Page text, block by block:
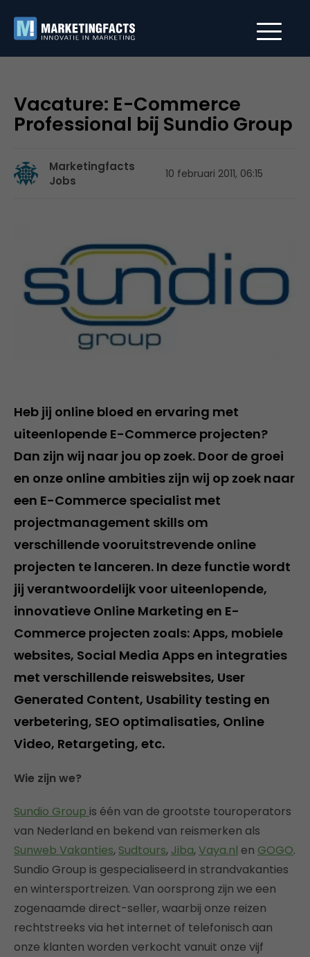
Vacature: E-Commerce
Professional bij Sundio Group
Marketingfacts
Jobs
10 februari 2011, 06:15
Heb jij online bloed en ervaring met
uiteenlopende E-Commerce projecten?
Dan zijn wij naar jou op zoek. Door de groei
en onze online ambities zijn wij op zoek naar
een E-Commerce specialist met
projectmanagement skills om
verschillende vooruitstrevende online
projecten te lanceren. In deze functie wordt
jij verantwoordelijk voor uiteenlopende,
innovatieve Online Marketing en E-
Commerce projecten zoals: Apps, mobiele
websites, Social Media Apps en integraties
met verschillende reiswebsites, User
Generated Content, Usability testing en
verbetering, SEO optimalisaties, Online
Video, Retargeting, etc.
Wie zijn we?
Sundio Group is één van de grootste touroperators
van Nederland en bekend van reismerken als
Sunweb Vakanties, Sudtours, Jiba,Vaya.nl en GOGO.
Sundio Group is gespecialiseerd in strandvakanties
en wintersportreizen. Van oorsprong zijn we een
zogenaamde direct-seller, waarbij onze reizen
rechtstreeks via het internet of telefonisch aan
onze klanten worden verkocht vanuit onze vijf